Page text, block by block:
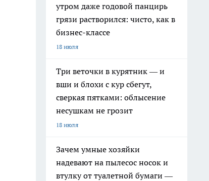
утром даже годовой панцирь
грязи растворился: чисто, как в
бизнес-классе
18 июля
Три веточки в курятник — и
вши и блохи с кур сбегут,
сверкая пятками: облысение
несушкам не грозит
18 июля
Зачем умные хозяйки
надевают на пылесос носок и
втулку от туалетной бумаги —